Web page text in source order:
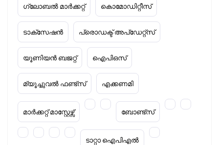
ഗ്ലോബൽ മാർക്കറ്റ് കൊമോഡിറ്റീസ്
ടാക്‌സേഷൻ പ്രൊഡക്ട് അപ്‌ഡേറ്റ്സ്
യൂണിയൻ ബജറ്റ് ഐപിഒസ്
മ്യൂച്ചുവൽ ഫണ്ട്സ് എക്കണമി
മാർക്കറ്റ് മാസ്റ്റേഴ്സ് ബോണ്ട്സ്
ടാറ്റാ ഐപിഎൽ